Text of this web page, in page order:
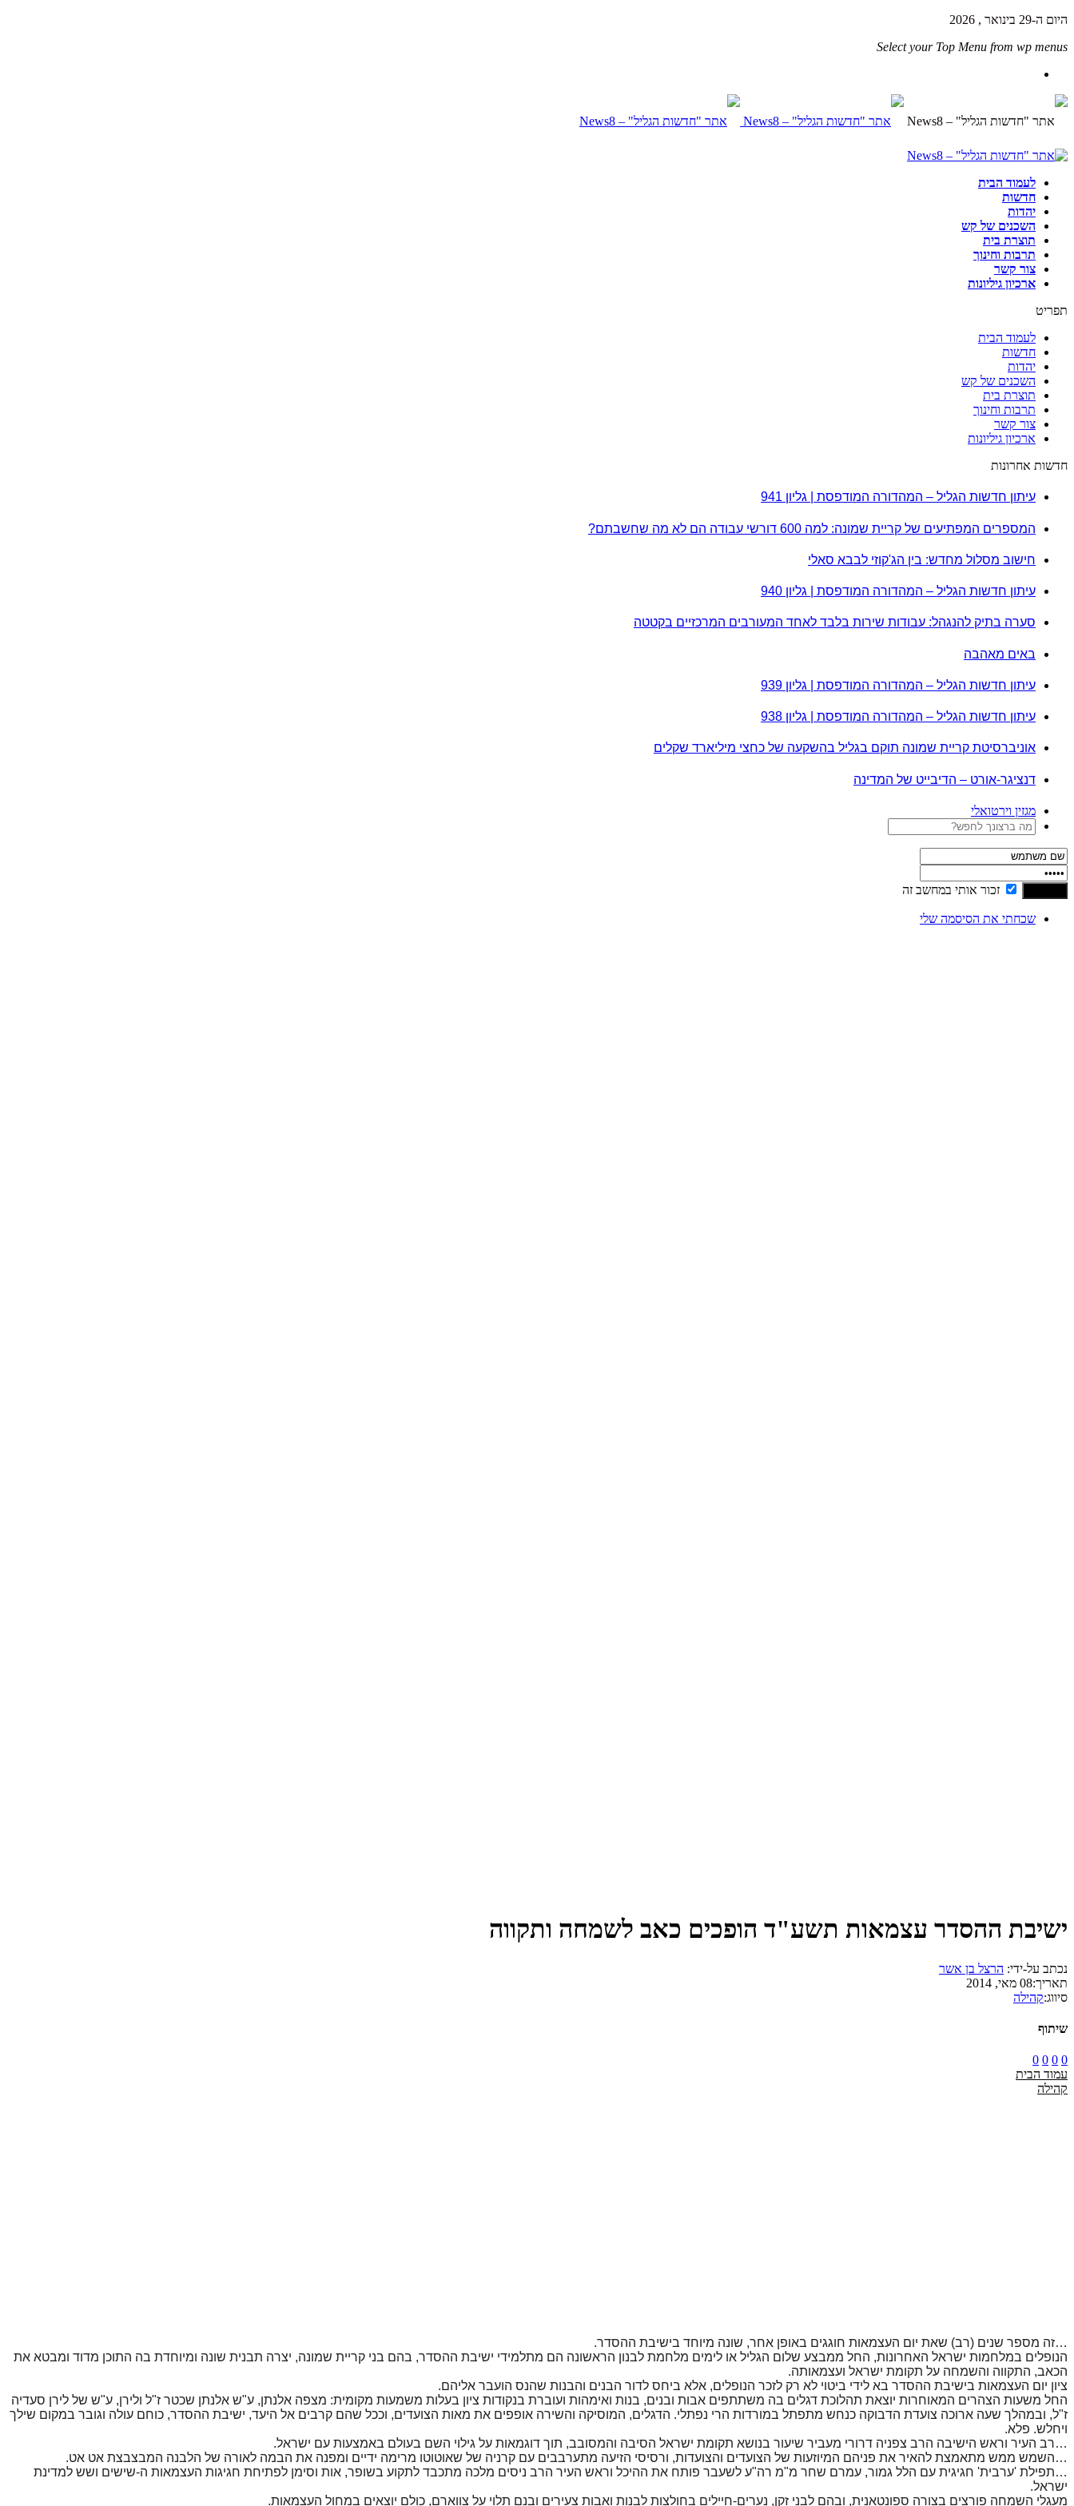
היום ה-29 בינואר , 2026
Select your Top Menu from wp menus
לעמוד הבית
חדשות
יהדות
השכנים של קש
תוצרת בית
תרבות וחינוך
צור קשר
ארכיון גיליונות
תפריט
לעמוד הבית
חדשות
יהדות
השכנים של קש
תוצרת בית
תרבות וחינוך
צור קשר
ארכיון גיליונות
חדשות אחרונות
עיתון חדשות הגליל – המהדורה המודפסת | גליון 941
המספרים המפתיעים של קריית שמונה: למה 600 דורשי עבודה הם לא מה שחשבתם?
חישוב מסלול מחדש: בין הג'קוזי לבבא סאלי
עיתון חדשות הגליל – המהדורה המודפסת | גליון 940
סערה בתיק להנגהל: עבודות שירות בלבד לאחד המעורבים המרכזיים בקטטה
באים מאהבה
עיתון חדשות הגליל – המהדורה המודפסת | גליון 939
עיתון חדשות הגליל – המהדורה המודפסת | גליון 938
אוניברסיטת קריית שמונה תוקם בגליל בהשקעה של כחצי מיליארד שקלים
דנציגר-אורט – הדיבייט של המדינה
מגזין וירטואלי
זכור אותי במחשב זה
שכחתי את הסיסמה שלי
ישיבת ההסדר עצמאות תשע"ד הופכים כאב לשמחה ותקווה
נכתב על-ידי: הרצל בן אשר
תאריך:08 מאי, 2014
סיווג:קהילה
שיתוף
0
0
0
0
עמוד הבית
קהילה
…זה מספר שנים (רב) שאת יום העצמאות חוגגים באופן אחר, שונה מיוחד בישיבת ההסדר.
הנופלים במלחמות ישראל האחרונות, החל ממבצע שלום הגליל או לימים מלחמת לבנון הראשונה הם מתלמידי ישיבת ההסדר, בהם בני קריית שמונה, יצרה תבנית שונה ומיוחדת בה התוכן מדוד ומבטא את
הכאב, התקווה והשמחה על תקומת ישראל ועצמאותה.
ציון יום העצמאות בישיבת ההסדר בא לידי ביטוי לא רק לזכר הנופלים, אלא ביחס לדור הבנים והבנות שהנס הועבר אליהם.
החל משעות הצהרים המאוחרות יוצאת תהלוכת דגלים בה משתתפים אבות ובנים, בנות ואימהות ועוברת בנקודות ציון בעלות משמעות מקומית: מצפה אלנתן, ע"ש אלנתן שכטר ז"ל ולירן, ע"ש של לירן סעדיה
ז"ל, ובמהלך שעה ארוכה צועדת הדבוקה כנחש מתפתל במורדות הרי נפתלי. הדגלים, המוסיקה והשירה אופפים את מאות הצועדים, וככל שהם קרבים אל היעד, ישיבת ההסדר, כוחם עולה וגובר במקום שילך
ויחלש. פלא.
…רב העיר וראש הישיבה הרב צפניה דרורי מעביר שיעור בנושא תקומת ישראל הסיבה והמסובב, תוך דוגמאות על גילוי השם בעולם באמצעות עם ישראל.
…השמש ממש מתאמצת להאיר את פניהם המיוזעות של הצועדים והצועדות, ורסיסי הזיעה מתערבבים עם קרניה של שאוטוטו מרימה ידיים ומפנה את הבמה לאורה של הלבנה המבצבצת אט אט.
…תפילת 'ערבית' חגיגית עם הלל גמור, עמרם שחר מ"מ רה"ע לשעבר פותח את ההיכל וראש העיר הרב ניסים מלכה מתכבד לתקוע בשופר, אות וסימן לפתיחת חגיגות העצמאות ה-שישים ושש למדינת
ישראל.
מעגלי השמחה פורצים בצורה ספונטאנית, ובהם לבני זקן, נערים-חיילים בחולצות לבנות ואבות צעירים ובנם תלוי על צווארם, כולם יוצאים במחול העצמאות.